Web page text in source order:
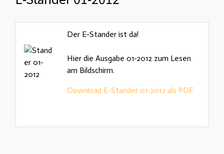
Der E-Stander ist da!
Hier die Ausgabe 01-2012 zum Lesen
am Bildschirm.
Download E-Stander 01-2012 als PDF